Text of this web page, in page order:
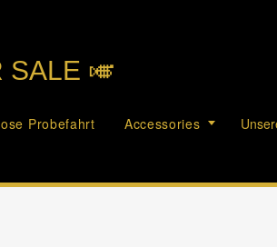
SALE 🎺︎
Probefahrt Accessories